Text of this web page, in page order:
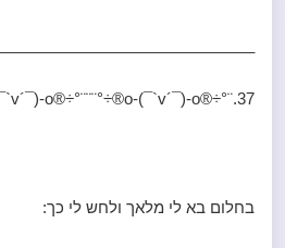
37.¨°÷®o-(¯`v´¯)-o®÷°¨¨¨°÷®o-(¯`v´¯)-o®÷°¨¨¨°
בחלום בא לי מלאך ולחש לי כך: